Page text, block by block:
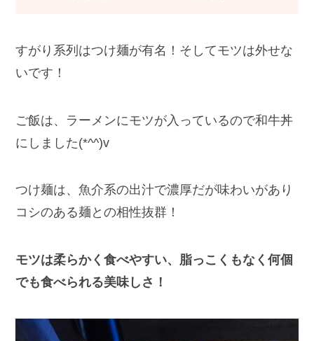
すがり系列はつけ麺が有名！そしてモツは外せな
いです！
ご飯は、ラーメンにモツが入っているので和牛丼
にしました(*^^)v
つけ麺は、魚介系の出汁で濃厚だが味わいがあり
コシのある麺との相性抜群！
モツは柔らかく食べやすい、脂っこくもなく何個
でも食べられる美味しさ！